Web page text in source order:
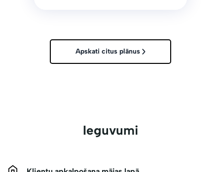
Apskati citus plānus
Ieguvumi